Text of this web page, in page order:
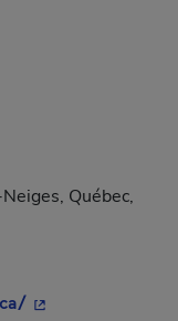
Québec,
- Cet hyperlien